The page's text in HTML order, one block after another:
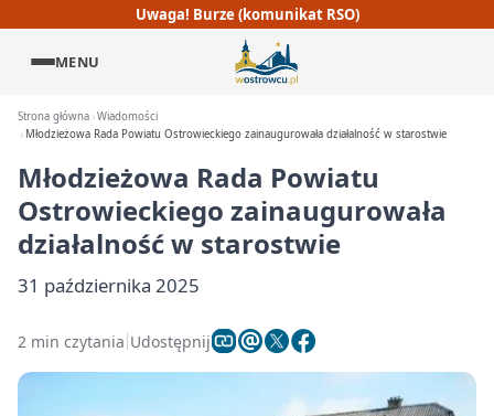
Uwaga! Burze (komunikat RSO)
MENU
Strona główna Wiadomości
Młodzieżowa Rada Powiatu Ostrowieckiego zainaugurowała działalność w starostwie
Młodzieżowa Rada Powiatu
Ostrowieckiego zainaugurowała
działalność w starostwie
31 października 2025
2 min czytania Udostępnij